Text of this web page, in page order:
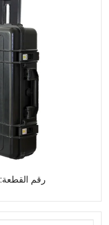
رقم القطعة: EPC018-1B